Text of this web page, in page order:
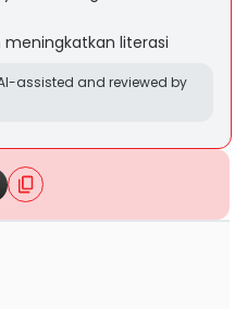
literasi
assisted and reviewed by